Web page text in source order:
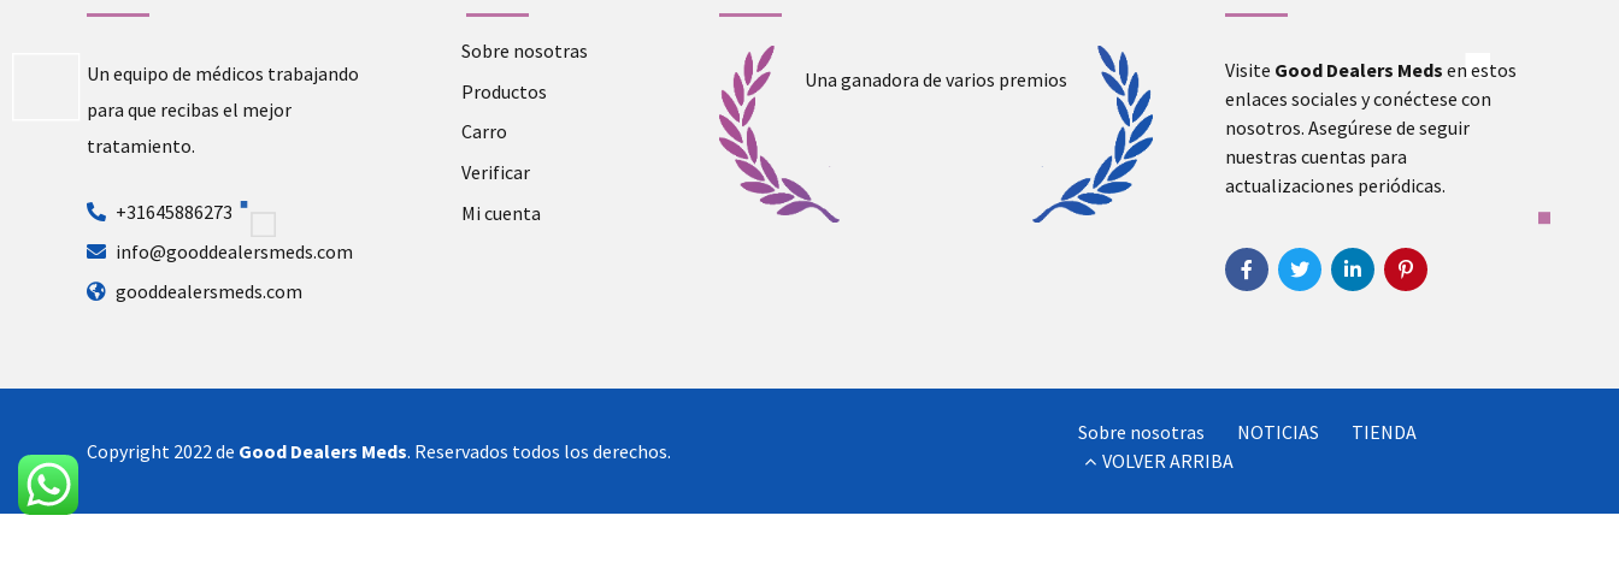
Un equipo de médicos trabajando
para que recibas el mejor
tratamiento.
+31645886273
info@gooddealersmeds.com
gooddealersmeds.com
Sobre nosotras
Productos
Carro
Verificar
Mi cuenta
Una ganadora de varios premios Visite Good Dealers Meds en estos
enlaces sociales y conéctese con
nosotros. Asegúrese de seguir
nuestras cuentas para
actualizaciones periódicas.
Copyright 2022 de Good Dealers Meds. Reservados todos los derechos.
Sobre nosotras NOTICIAS
TIENDA
VOLVER ARRIBA